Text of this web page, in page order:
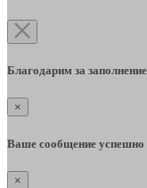
Благодарим за
×
Ваше сообщение успешно
×